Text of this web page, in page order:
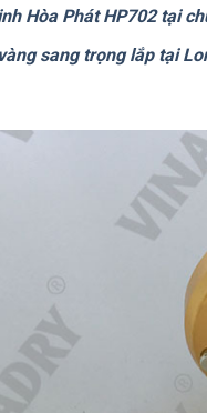
Hòa Phát HP702 tại
sang trọng lắp tại